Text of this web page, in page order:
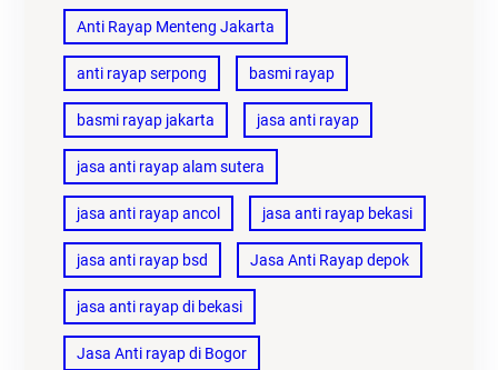
Anti Rayap Menteng Jakarta
anti rayap serpong basmi rayap
basmi rayap jakarta jasa anti rayap
jasa anti rayap alam sutera
jasa anti rayap ancol jasa anti rayap bekasi
jasa anti rayap bsd Jasa Anti Rayap depok
jasa anti rayap di bekasi
Jasa Anti rayap di Bogor